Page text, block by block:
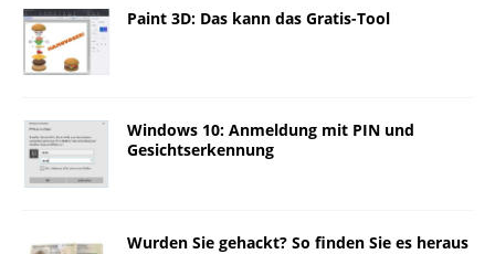
Paint 3D: Das kann das Gratis-Tool
Windows 10: Anmeldung mit PIN und
Gesichtserkennung
Wurden Sie gehackt? So finden Sie es heraus